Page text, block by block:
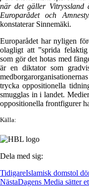
när det gäller Vitryssland
Europarådet och
konstaterar Sinnemäki.
Europarådet har nyligen
olagligt att ”sprida
som gör det hotas med
är en diktator som
trycka oppositionella
smugglas in i landet.
oppositionella frontfigurer
Källa:
Dela med sig:
TidigareIslamisk domstol
NästaDagens Media sätter